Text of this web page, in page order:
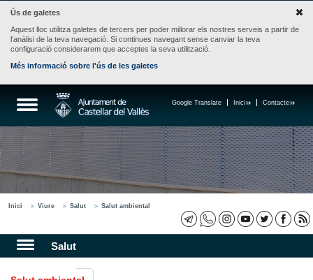
Ús de galetes
Aquest lloc utilitza galetes de tercers per poder millorar els nostres serveis a partir de
l'anàlisi de la teva navegació. Si continues navegant sense canviar la teva
configuració considerarem que acceptes la seva utilització.
Més informació sobre l'ús de les galetes
Contacte
Inici
Google Translate
Inici Viure Salut Salut ambiental
Salut